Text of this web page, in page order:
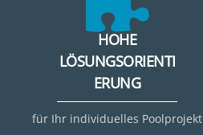
HOHE
LÖSUNGSORIENTI
ERUNG
für Ihr individuelles Poolprojekt